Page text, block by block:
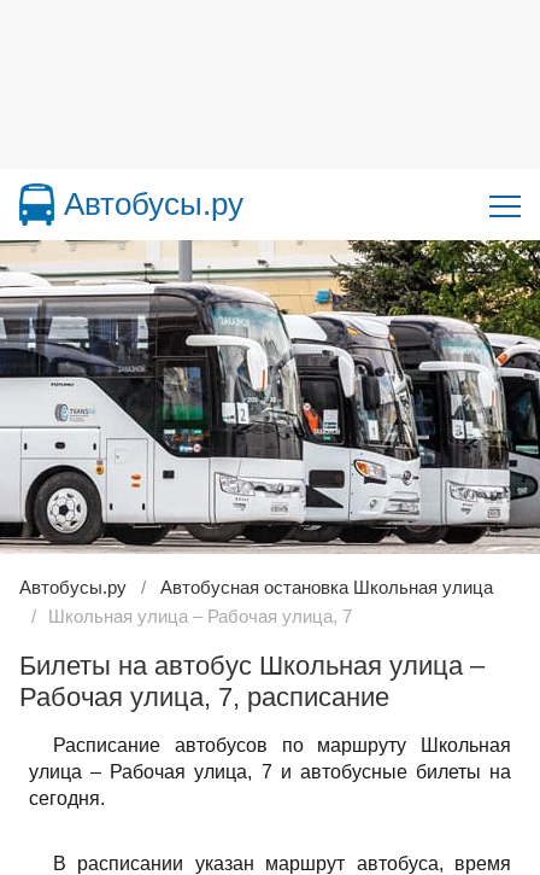
Автобусы.ру
Автобусы.ру
Автобусная остановка Школьная улица
Школьная улица – Рабочая улица, 7
Билеты на автобус Школьная улица –
Рабочая улица, 7, расписание
Расписание автобусов по маршруту Школьная
улица – Рабочая улица, 7 и автобусные билеты на
сегодня.
В расписании указан маршрут автобуса, время